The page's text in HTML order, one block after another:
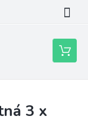
Nákupný
košík
3 x